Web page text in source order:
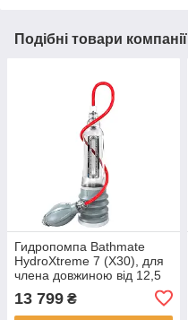
Подібні товари компанії
Гидропомпа Bathmate
HydroXtreme 7 (X30), для
члена довжиною від 12,5
до 18 см, діаметр до 5 см
| Puls69
13 799 ₴